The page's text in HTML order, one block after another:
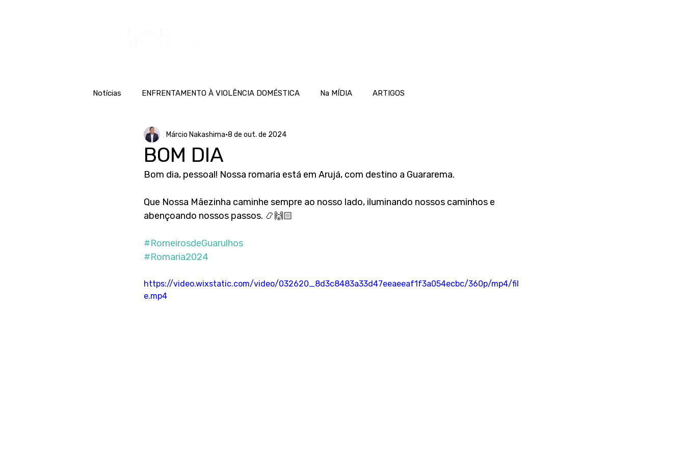
Notícias ENFRENTAMENTO À VIOLÊNCIA DOMÉSTICA Na MÍDIA ARTIGOS
BOM DIA
Márcio Nakashima 8 de out. de 2024
Bom dia, pessoal! Nossa romaria está em Arujá, com destino a Guararema.
Que Nossa Mãezinha caminhe sempre ao nosso lado, iluminando nossos caminhos e
abençoando nossos passos. 📿🙌🏻
#RomeirosdeGuarulhos
#Romaria2024
https://video.wixstatic.com/video/032620_8d3c8483a33d47eeaeeaf1f3a054ecbc/360p/mp4/fil
e.mp4